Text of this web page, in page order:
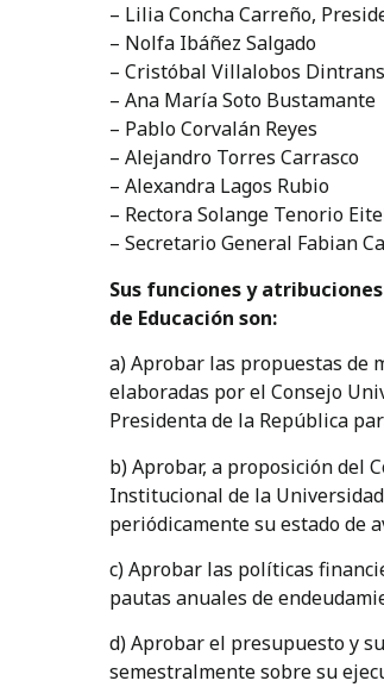
– Lilia Concha Carreño,
– Nolfa Ibáñez Salgado
– Cristóbal Villalobos Dintrans
– Ana María Soto Bustamante
– Pablo Corvalán Reyes
– Alejandro Torres Carrasco
– Alexandra Lagos Rubio
– Rectora Solange Tenorio
– Secretario General Fabian
Sus funciones y
de Educación son:
a) Aprobar las propuestas de
elaboradas por el Consejo
Presidenta de la República
b) Aprobar, a proposición del
Institucional de la
periódicamente su estado de
c) Aprobar las políticas
pautas anuales de
d) Aprobar el presupuesto y
semestralmente sobre su